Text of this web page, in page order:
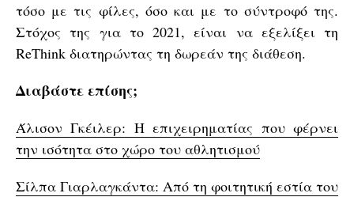
τόσο με τις φίλες, όσο και με το σύντροφό της.
Στόχος της για το 2021, είναι να εξελίξει τη
ReThink διατηρώντας τη δωρεάν της διάθεση.
Διαβάστε επίσης;
Άλισον Γκέιλερ: Η επιχειρηματίας που φέρνει
την ισότητα στο χώρο του αθλητισμού
Σίλπα Γιαρλαγκάντα: Από τη φοιτητική εστία του